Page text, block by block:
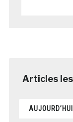
AUJOURD’HUI